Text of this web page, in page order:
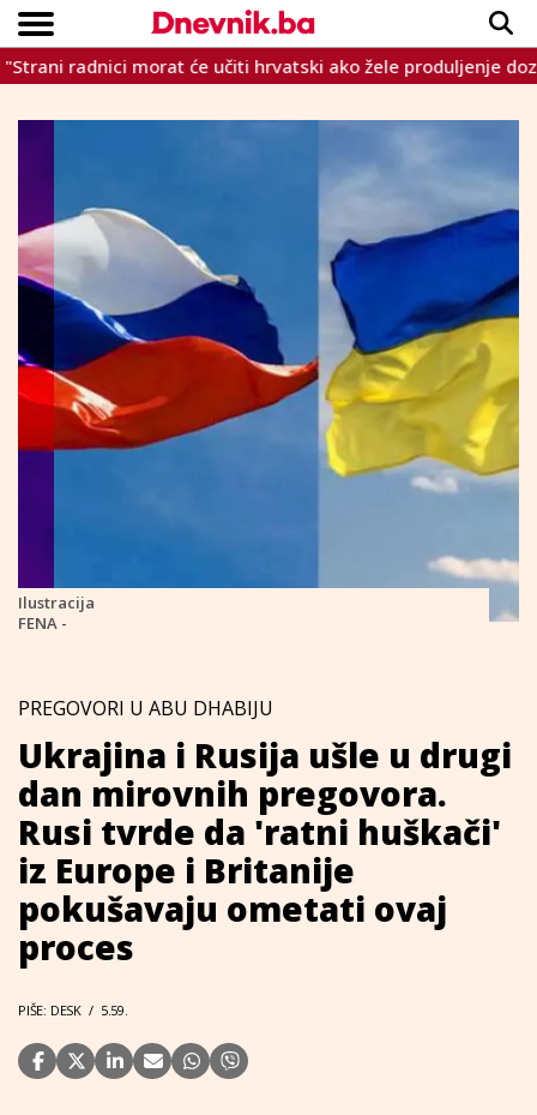
VIJESTI
SPORT
INTERVIEW
TEME
CRNA KRONIKA
LIFESTYLE
Copyright © Dnevnik.ba 2023.
morat će učiti hrvatski ako žele produljenje dozvole"
Ilustracija
FENA -
PREGOVORI U ABU DHABIJU
Ukrajina i Rusija ušle u drugi
dan mirovnih pregovora.
Rusi tvrde da 'ratni huškači'
iz Europe i Britanije
pokušavaju ometati ovaj
proces
PIŠE: DESK / 5.59.